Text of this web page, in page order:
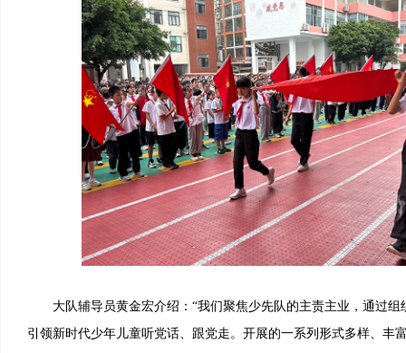
大队辅导员黄金宏介绍：“我们聚焦少先队的主责主业，通过组
引领新时代少年儿童听党话、跟党走。开展的一系列形式多样、丰